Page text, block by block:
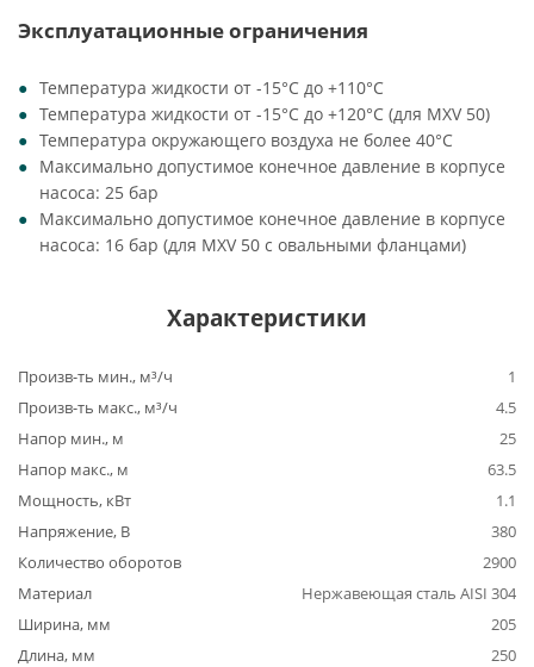
Эксплуатационные ограничения
Температура жидкости от -15°C до +110°C
Температура жидкости от -15°C до +120°C (для MXV 50)
Температура окружающего воздуха не более 40°C
Максимально допустимое конечное давление в корпусе
насоса: 25 бар
Максимально допустимое конечное давление в корпусе
насоса: 16 бар (для MXV 50 с овальными фланцами)
Характеристики
Произв-ть мин., м³/ч
1
Произв-ть макс., м³/ч
4.5
Напор мин., м
25
Напор макс., м
63.5
Мощность, кВт
1.1
Напряжение, В
380
Количество оборотов
2900
Материал
Нержавеющая сталь AISI 304
Ширина, мм
205
Длина, мм
250